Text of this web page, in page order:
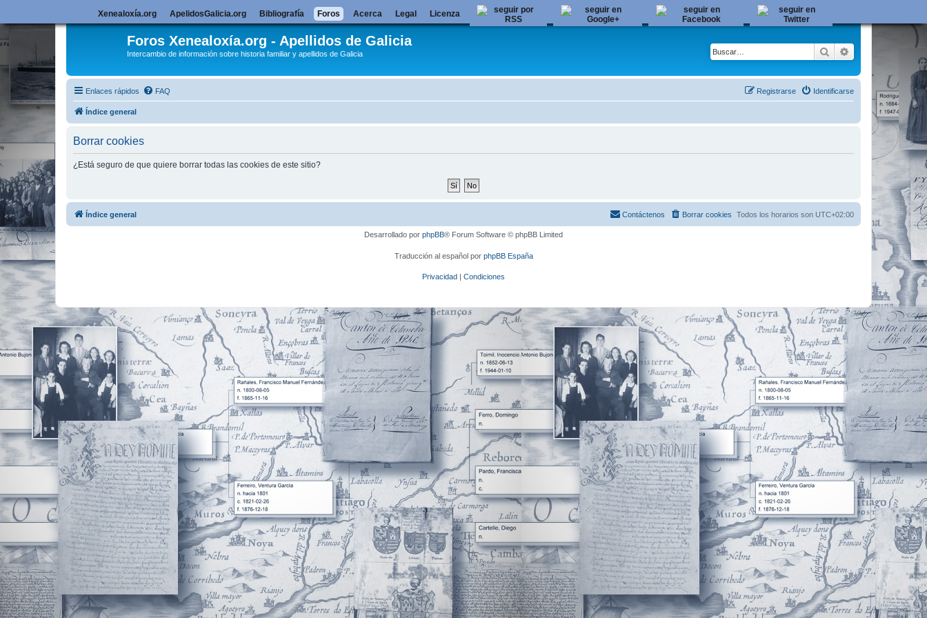
Foros Xenealoxía.org - Apellidos de Galicia
Intercambio de información sobre historia familiar y apellidos de Galicia Buscar Búsqueda
Enlaces rápidos FAQ Identificarse
Registrarse
Índice general
Borrar cookies
¿Está seguro de que quiere borrar todas las cookies de este sitio?
Xenealoxía.org ApelidosGalicia.org Bibliografía Foros Acerca Legal Licenza
Índice general Todos los horarios son UTC+02:00
Borrar cookies
Contáctenos
Desarrollado por phpBB® Forum Software © phpBB Limited
Traducción al español por phpBB España
Privacidad | Condiciones